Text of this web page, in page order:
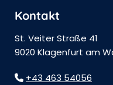
Kontakt
St. Veiter Straße 41
9020 Klagenfurt am
 +43 463 54056